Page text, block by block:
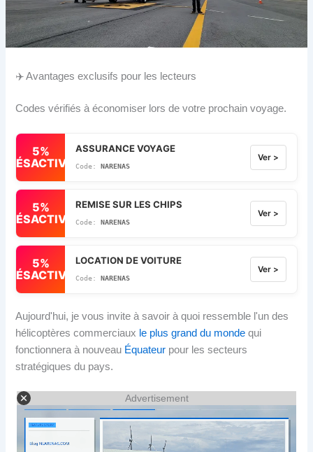
✈️ Avantages exclusifs pour les lecteurs
Codes vérifiés à économiser lors de votre prochain voyage.
5%
DÉSACTIVÉ
ASSURANCE VOYAGE
NARENAS
Ver >
5%
DÉSACTIVÉ
REMISE SUR LES CHIPS
NARENAS
Ver >
5%
DÉSACTIVÉ
LOCATION DE VOITURE
NARENAS
Ver >
Aujourd'hui, je vous invite à savoir à quoi ressemble l'un des
hélicoptères commerciaux le plus grand du monde qui
fonctionnera à nouveau Équateur pour les secteurs
stratégiques du pays.
Advertisement